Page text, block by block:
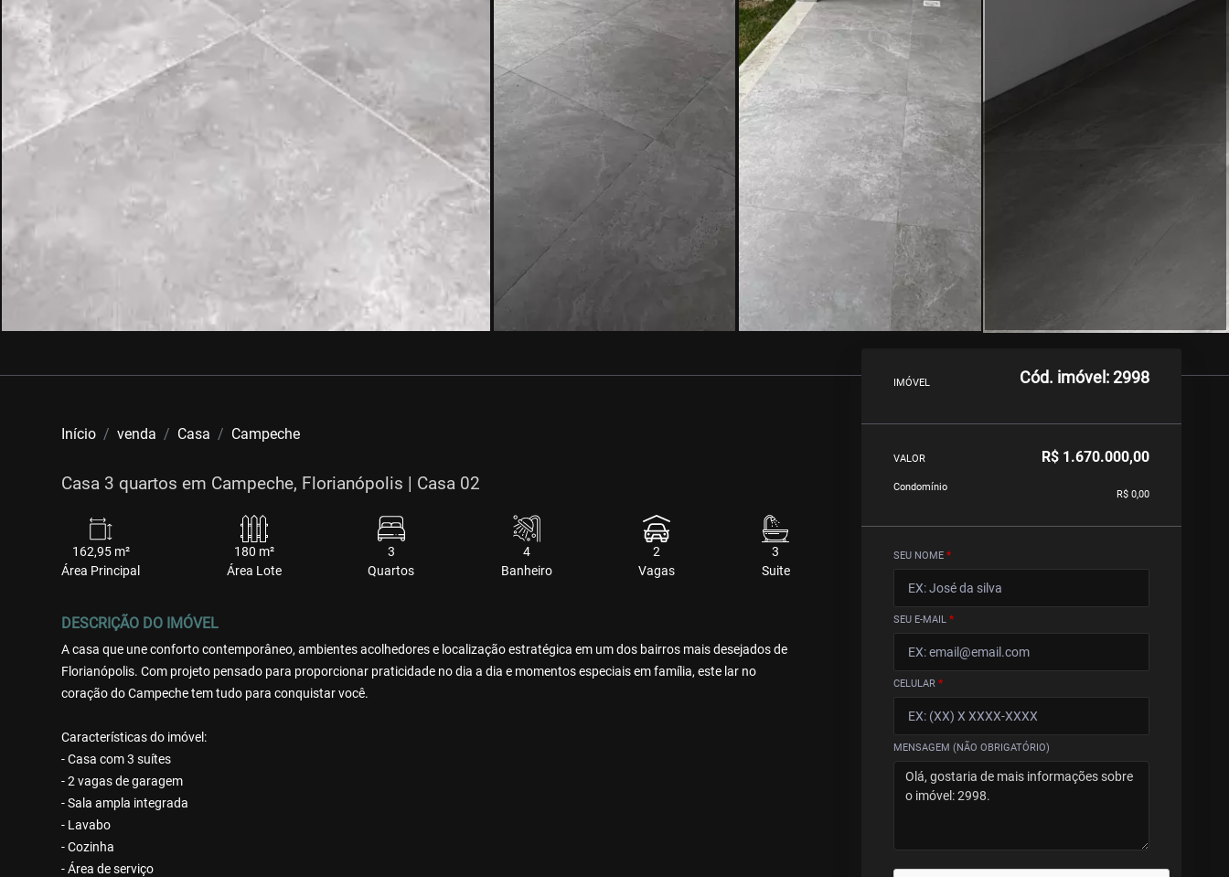
Início venda Casa Campeche
Casa 3 quartos em Campeche, Florianópolis | Casa 02
162,95 m²
Área Principal
180 m²
Área Lote
3
Quartos
4
Banheiro
2
Vagas
3
Suite
DESCRIÇÃO DO IMÓVEL
A casa que une conforto contemporâneo, ambientes acolhedores e localização estratégica em um dos bairros mais desejados de
Florianópolis. Com projeto pensado para proporcionar praticidade no dia a dia e momentos especiais em família, este lar no
coração do Campeche tem tudo para conquistar você.
Características do imóvel:
- Casa com 3 suítes
- 2 vagas de garagem
- Sala ampla integrada
- Lavabo
- Cozinha
- Área de serviço
IMÓVEL Cód. imóvel: 2998
VALOR R$ 1.670.000,00
Condomínio
R$ 0,00
SEU NOME *
SEU E-MAIL *
CELULAR *
MENSAGEM (NÃO OBRIGATÓRIO)